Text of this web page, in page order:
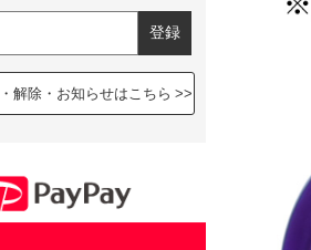
解除・お知らせはこちら